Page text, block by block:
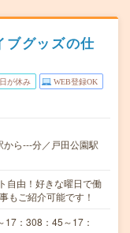
ブグッズの仕
が休み WEB登録OK
ら---分／戸田公園駅
自由！好きな曜日で働
もご紹介可能です！
：308：45～17：